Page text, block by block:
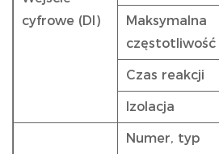
cyfrowe (DI)
Maksymalna
częstotliwość
Czas reakcji
Izolacja
Numer, typ